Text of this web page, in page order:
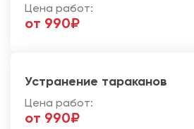
Цена работ:
от 990₽
Устранение тараканов
Цена работ:
от 990₽